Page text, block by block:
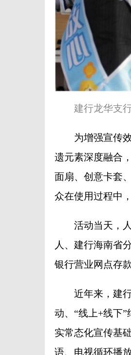
建行龙华支
为增强宣传效
遗元素深度融合
面扇、创意卡套
众在使用过程中
活动当天，人
人、建行海南省
银行营业网点存
近年来，建行
动、“线上+线下
实常态化宣传基
语、电视循环播